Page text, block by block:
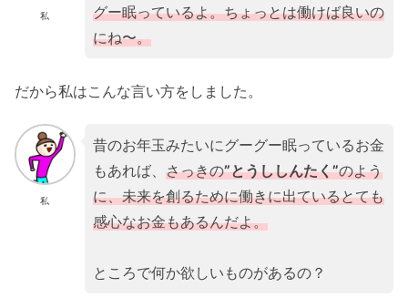
私
グー眠っているよ。ちょっとは働けば良いの
にね〜。
だから私はこんな言い方をしました。
私
昔のお年玉みたいにグーグー眠っているお金
もあれば、 さっきの”とうししんたく”のよう
に、未来を創るために働きに出ているとても
感心なお金もあるんだよ。
ところで何か欲しいものがあるの？